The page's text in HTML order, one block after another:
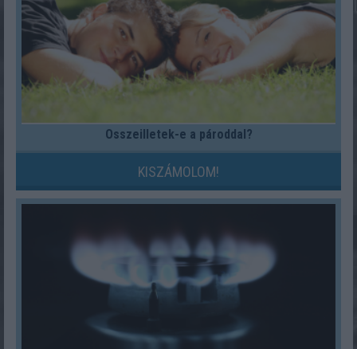
Összeilletek-e a pároddal?
KISZÁMOLOM!